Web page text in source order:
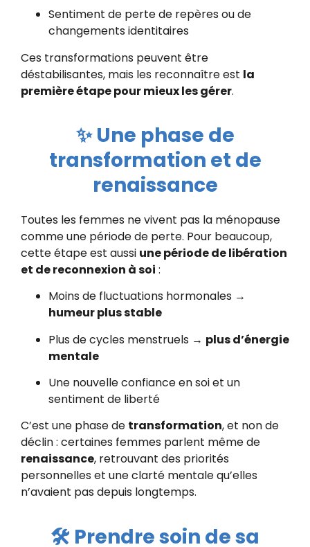
Sentiment de perte de repères ou de
changements identitaires
Ces transformations peuvent être
déstabilisantes, mais les reconnaître est la
première étape pour mieux les gérer.
✨ Une phase de
transformation et de
renaissance
Toutes les femmes ne vivent pas la ménopause
comme une période de perte. Pour beaucoup,
cette étape est aussi une période de libération
et de reconnexion à soi :
Moins de fluctuations hormonales →
humeur plus stable
Plus de cycles menstruels → plus d’énergie
mentale
Une nouvelle confiance en soi et un
sentiment de liberté
C’est une phase de transformation, et non de
déclin : certaines femmes parlent même de
renaissance, retrouvant des priorités
personnelles et une clarté mentale qu’elles
n’avaient pas depuis longtemps.
🛠️ Prendre soin de sa